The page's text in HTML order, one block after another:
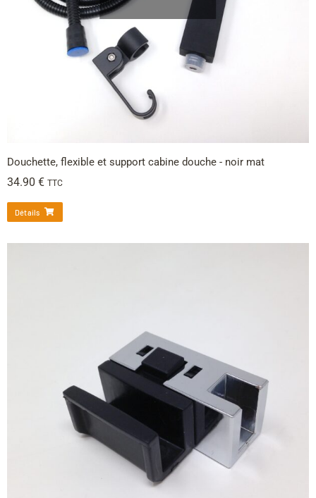
Douchette, flexible et support cabine douche - noir mat
34.90 € TTC
Détails